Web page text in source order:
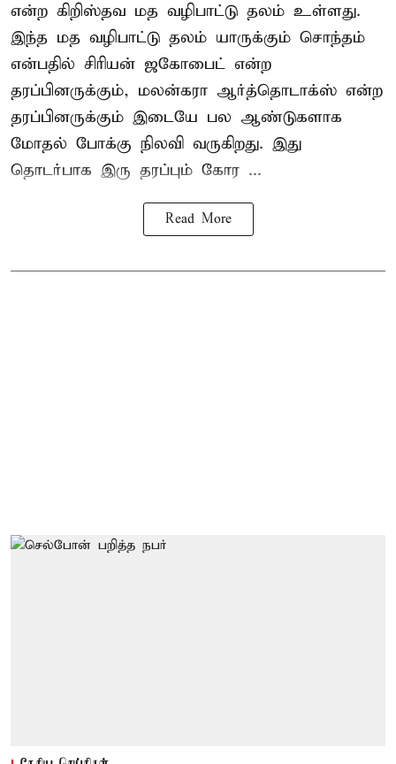
என்ற கிறிஸ்தவ மத வழிபாட்டு தலம் உள்ளது.
இந்த மத வழிபாட்டு தலம் யாருக்கும் சொந்தம்
என்பதில் சிரியன் ஜகோபைட் என்ற
தரப்பினருக்கும், மலன்கரா ஆர்த்தொடாக்ஸ் என்ற
தரப்பினருக்கும் இடையே பல ஆண்டுகளாக
மோதல் போக்கு நிலவி வருகிறது. இது
தொடர்பாக இரு தரப்பும் கோர ...
Read More